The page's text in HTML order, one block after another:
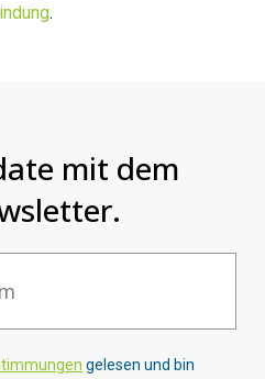
.
mit dem
gelesen und bin